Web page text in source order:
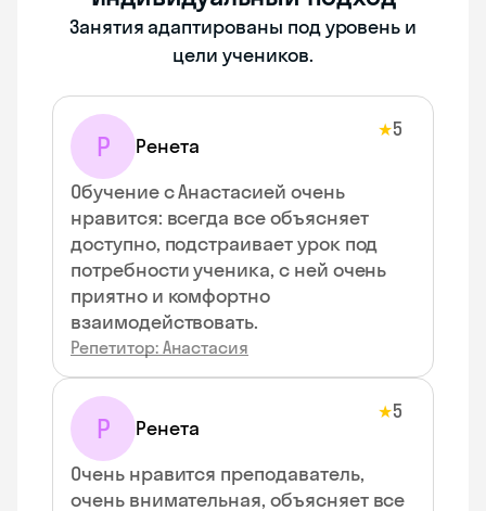
Занятия адаптированы под уровень и
цели учеников.
Р Ренета
★5
Обучение с Анастасией очень
нравится: всегда все объясняет
доступно, подстраивает урок под
потребности ученика, с ней очень
приятно и комфортно
взаимодействовать.
Репетитор: Анастасия
Р Ренета
★5
Очень нравится преподаватель,
очень внимательная, объясняет все